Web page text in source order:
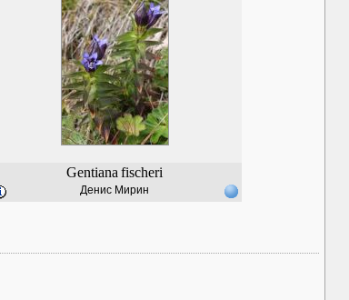
Gentiana fischeri
Денис Мирин